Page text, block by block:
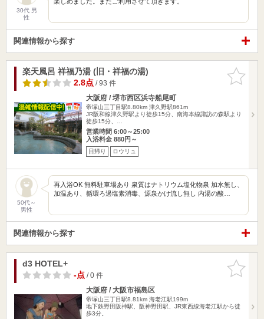
30代 男
性
関連情報から探す
お気に入
りに追加
楽天風呂 祥福乃湯 (旧・祥福の湯)
2.8点/ 93 件
大阪府 / 堺市西区浜寺船尾町
帝塚山三丁目駅8.80km 津久野駅861m
JR阪和線津久野駅より徒歩15分、南海本線諏訪の森駅より
徒歩15分、…
営業時間 6:00～25:00
入浴料金 880円～
日帰り ロウリュ
50代～
男性
再入浴OK 無料駐車場あり 泉質はナトリウム塩化物泉 加水無し、
加温あり、循環ろ過塩素消毒、源泉かけ流し無し 内湯の酸…
関連情報から探す
お気に入
りに追加
d3 HOTEL+
-点/ 0 件
大阪府 / 大阪市福島区
帝塚山三丁目駅8.81km 海老江駅199m
地下鉄野田阪神駅、阪神野田駅、JR東西線海老江駅から徒
歩3分。